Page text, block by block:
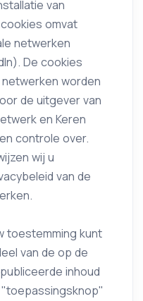
van
omvat
netwerken
De cookies
worden
de uitgever van
en Keren
controle over.
wij u
van de
toestemming kunt
van de op de
inhoud
"toepassingsknop"